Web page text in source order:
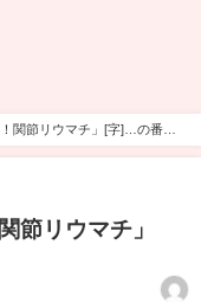
関節リウマチ」[字]…の番組
節リウマチ」